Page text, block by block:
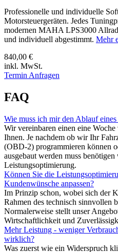
Professionelle und individuelle
Motorsteuergeräten. Jedes
modernen MAHA LPS3000
und individuell abgestimmt. Mehr
840,00 €
inkl. MwSt.
Termin Anfragen
FAQ
Wie muss ich mir den Ablauf
Wir vereinbaren einen eine
Ihnen. Je nachdem ob wir Ihr
(OBD-2) programmieren können
ausgebaut werden muss
Leistungsoptimierung.
Können Sie die
Kundenwünsche anpassen?
Im Prinzip schon, wobei sich der
Rahmen des technisch sinnvollen
Normalerweise stellt unser
Wirtschaftlichkeit und
Mehr Leistung - weniger
wirklich?
Was zuerst wie ein Widerspruch